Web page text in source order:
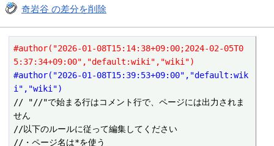
奇岩谷 の差分を削除
#author("2026-01-08T15:14:38+09:00;2024-02-05T0
5:37:34+09:00","default:wiki","wiki")
#author("2026-01-08T15:39:53+09:00","default:wik
i","wiki")
// "//"で始まる行はコメント行で、ページには出力されま
せん
//以下のルールに従って編集してください
//・ページ名は*を使う